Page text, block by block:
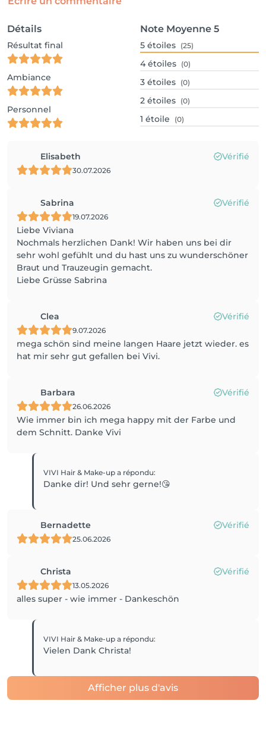
Détails
Résultat final
Ambiance
Personnel
Note Moyenne 5
5 étoiles (25)
4 étoiles (0)
3 étoiles (0)
2 étoiles (0)
1 étoile (0)
Elisabeth Vérifié
30.07.2026
Sabrina Vérifié
19.07.2026
Liebe Viviana
Nochmals herzlichen Dank! Wir haben uns bei dir
sehr wohl gefühlt und du hast uns zu wunderschöner
Braut und Trauzeugin gemacht.
Liebe Grüsse Sabrina
Clea Vérifié
9.07.2026
mega schön sind meine langen Haare jetzt wieder. es
hat mir sehr gut gefallen bei Vivi.
Barbara Vérifié
26.06.2026
Wie immer bin ich mega happy mit der Farbe und
dem Schnitt. Danke Vivi
VIVI Hair & Make-upa répondu:
Danke dir! Und sehr gerne!😘
Bernadette Vérifié
25.06.2026
Christa Vérifié
13.05.2026
alles super - wie immer - Dankeschön
VIVI Hair & Make-upa répondu:
Vielen Dank Christa!
Afficher plus d'avis